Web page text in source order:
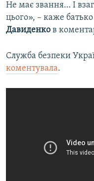
Не має звання… І
цього», – каже
Давиденко в
Служба безпеки
коментувала.